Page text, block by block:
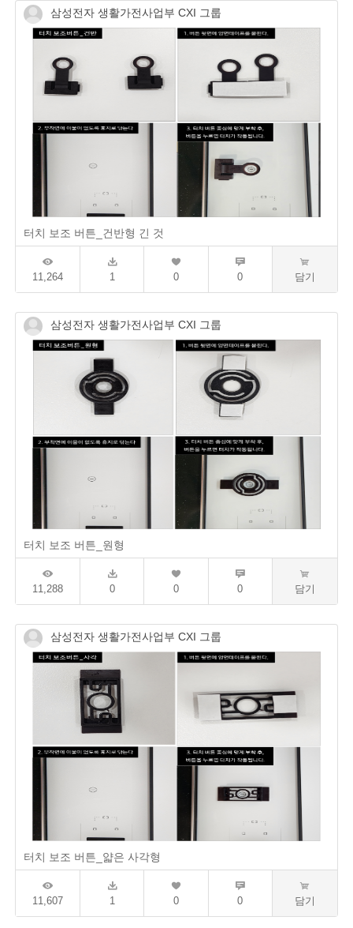
삼성전자 생활가전사업부 CXI 그룹
터치 보조 버튼_건반형 긴 것
11,264 1 0 0 담기
삼성전자 생활가전사업부 CXI 그룹
터치 보조 버튼_원형
11,288 0 0 0 담기
삼성전자 생활가전사업부 CXI 그룹
터치 보조 버튼_얇은 사각형
11,607 1 0 0 담기